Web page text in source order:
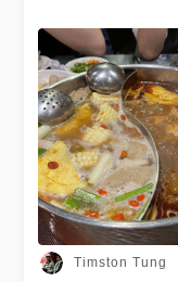
Timston Tung